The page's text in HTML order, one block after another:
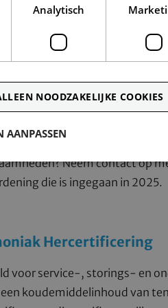
die de oude
op specifieke
de geldigheid van je huidige
Neem contact op
die is ingegaan in 2025.
Hercertificering
voor service-, storings- en
koudemiddelinhoud van
Analytisch
NOODZAKELIJKE COOKIES
AANPASSEN